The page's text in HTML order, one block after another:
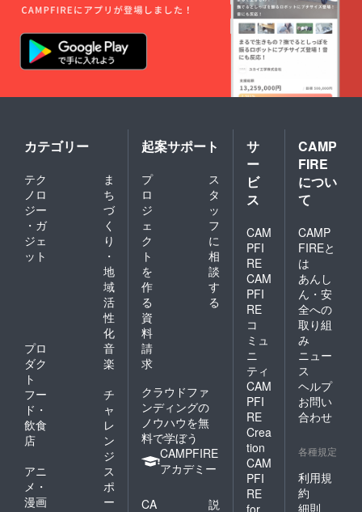
カテゴリー
テク
ノロ
ジー
・ガ
ジェ
ット
ま
ち
づ
く
り
・
地
域
活
性
化
プロ
ダク
ト
音
楽
フー
ド・
飲食
店
チ
ャ
レ
ン
ジ
アニ
メ・
漫画
ス
ポ
ー
起案サポート
プ
ロ
ジ
ェ
ク
ト
を
作
る
ス
タ
ッ
フ
に
相
談
す
る
資
料
請
求
クラウドファ
ンディングの
ノウハウを無
料で学ぼう
CAMPFIRE
アカデミー
CA
説
サ
ー
ビ
ス
CAM
PFI
RE
CAM
PFI
RE
コ
ミュ
ニ
ティ
CAM
PFI
RE
Crea
tion
CAM
PFI
RE
for
CAMP
FIRE
につい
て
CAMP
FIREと
は
あんし
ん・安
全への
取り組
み
ニュー
ス
ヘルプ
お問い
合わせ
各種規定
利用規
約
細則